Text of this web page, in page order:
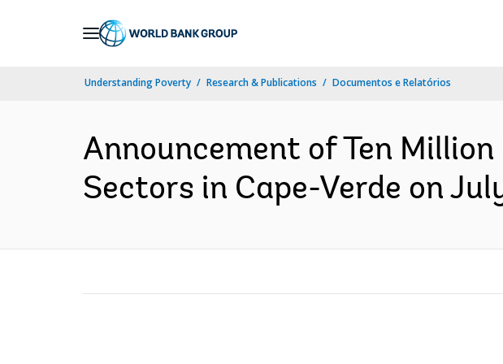
Understanding Poverty Research & Publications Documentos e Relatórios
Announcement of Ten
Sectors in Cape-Verde on